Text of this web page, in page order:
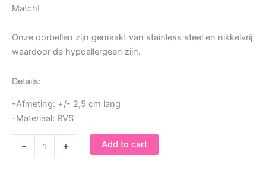
Match!
Onze oorbellen zijn gemaakt van stainless steel en nikkelvrij
waardoor de hypoallergeen zijn.
Details:
-Afmeting: +/- 2,5 cm lang
-Materiaal: RVS
-
Flamingo
+ Add to cart